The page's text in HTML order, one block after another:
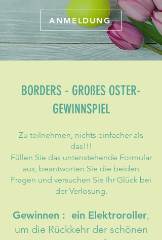
ANMELDUNG
BORDERS - GROßES OSTER-
GEWINNSPIEL
Zu teilnehmen, nichts einfacher als
das!!!
Füllen Sie das untenstehende Formular
aus, beantworten Sie die beiden
Fragen und versuchen Sie Ihr Glück bei
der Verlosung.
Gewinnen : ein Elektroroller,
um die Rückkehr der schönen